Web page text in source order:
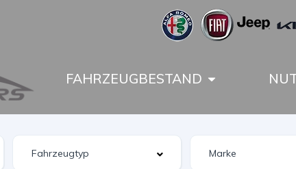
FAHRZEUGBESTAND